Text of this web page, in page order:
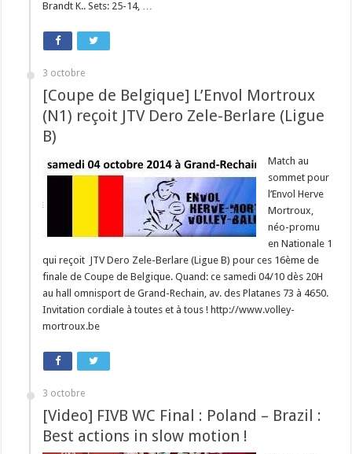
Brandt K.. Sets: 25-14, …
3 octobre
[Coupe de Belgique] L’Envol Mortroux
(N1) reçoit JTV Dero Zele-Berlare (Ligue
B)
Match au
sommet pour
l’Envol Herve
Mortroux,
néo-promu
en Nationale 1
qui reçoit JTV Dero Zele-Berlare (Ligue B) pour ces 16ème de
finale de Coupe de Belgique. Quand: ce samedi 04/10 dès 20H
au hall omnisport de Grand-Rechain, av. des Platanes 73 à 4650.
Invitation cordiale à toutes et à tous ! http://www.volley-
mortroux.be
3 octobre
[Video] FIVB WC Final : Poland – Brazil :
Best actions in slow motion !